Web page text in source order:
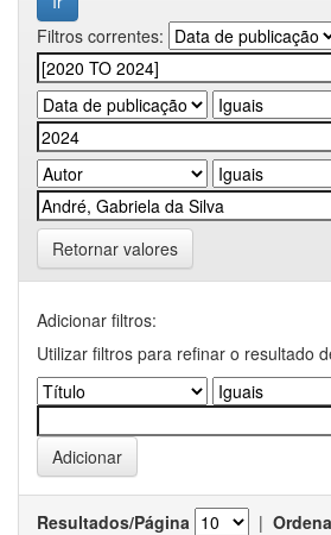
Filtros correntes:
Retornar valores
Adicionar filtros:
Utilizar filtros para refinar o resultado
Resultados/Página |